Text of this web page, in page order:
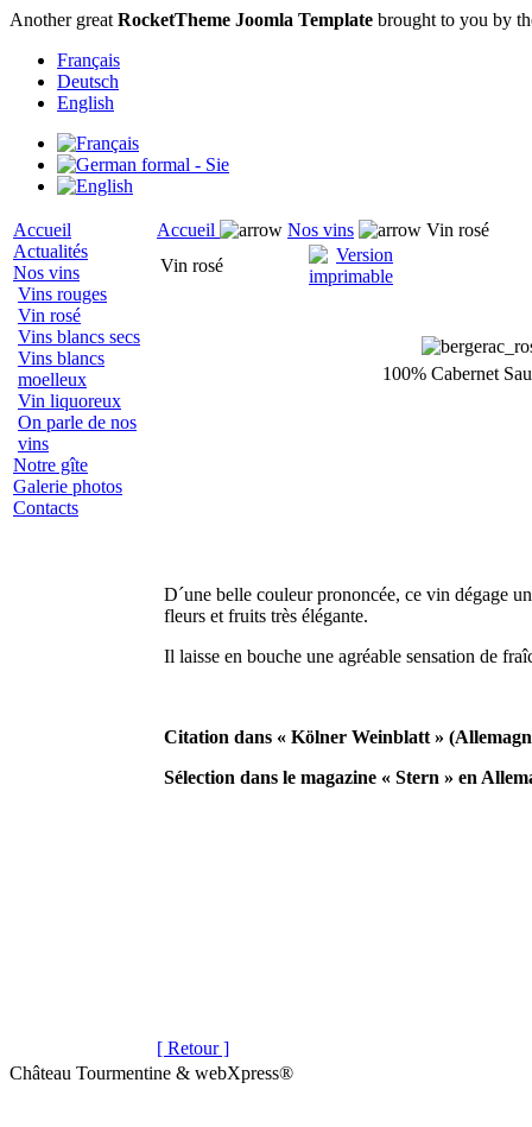
Another great RocketTheme Joomla Template brought to you by
Français
Deutsch
English
Accueil
Actualités
Nos vins
Vins rouges
Vin rosé
Vins blancs secs
Vins blancs
moelleux
Vin liquoreux
On parle de nos
vins
Notre gîte
Galerie photos
Contacts
Accueil Nos vins
Vin rosé
Vin rosé
100% Cabernet
D´une belle couleur prononcée, ce vin dégage
fleurs et fruits très élégante.
Il laisse en bouche une agréable sensation de
Citation dans « Kölner Weinblatt »
Sélection dans le magazine « Stern » en
[ Retour ]
Château Tourmentine & webXpress®